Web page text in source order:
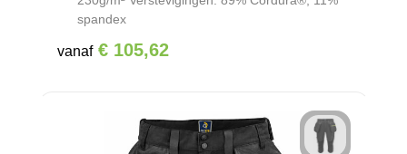
spandex
vanaf € 105,62